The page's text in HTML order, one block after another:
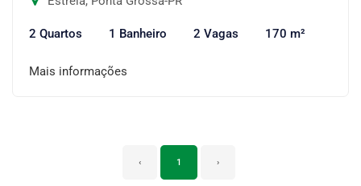
2 Quartos 1 Banheiro 2 Vagas 170 m²
Mais informações
‹ 1 ›